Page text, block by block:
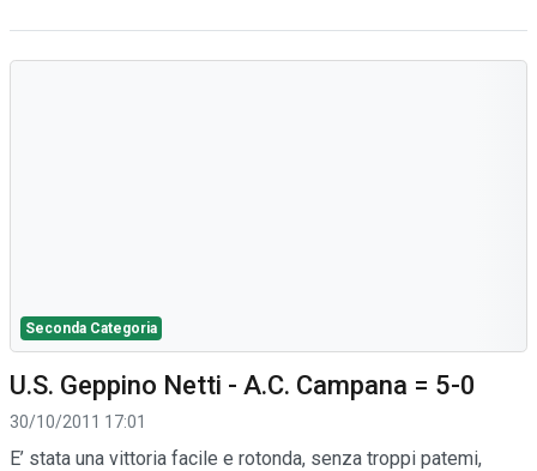
Seconda Categoria
U.S. Geppino Netti - A.C. Campana = 5-0
30/10/2011 17:01
E’ stata una vittoria facile e rotonda, senza troppi patemi,